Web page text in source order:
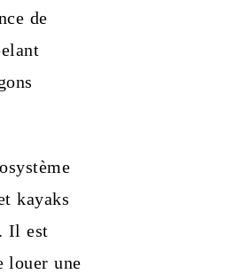
de
kayaks
Il est
louer une